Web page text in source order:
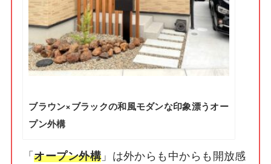
ブラウン×ブラックの和風モダンな印象漂うオー
プン外構
「オープン外構」は外からも中からも開放感